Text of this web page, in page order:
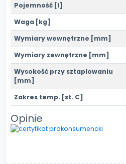
Pojemność [l]
Waga [kg]
Wymiary wewnętrzne [mm]
Wymiary zewnętrzne [mm]
Wysokość przy sztaplowaniu
[mm]
Zakres temp. [st. C]
Opinie